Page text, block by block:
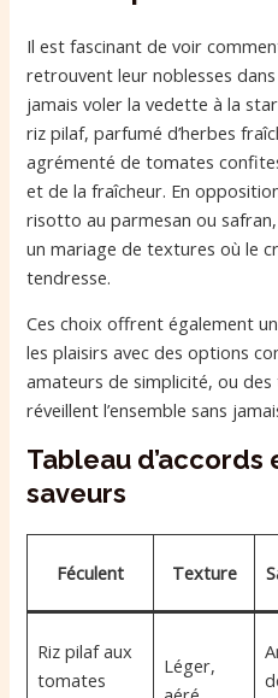
Il est fascinant de voir
retrouvent leur noblesses
jamais voler la vedette à la star
riz pilaf, parfumé d’herbes
agrémenté de tomates
et de la fraîcheur. En
risotto au parmesan ou
un mariage de textures où le
tendresse.
Ces choix offrent également
les plaisirs avec des options
amateurs de simplicité, ou
réveillent l’ensemble sans
Tableau
saveurs
Féculent Texture
Riz pilaf aux
tomates
Léger,